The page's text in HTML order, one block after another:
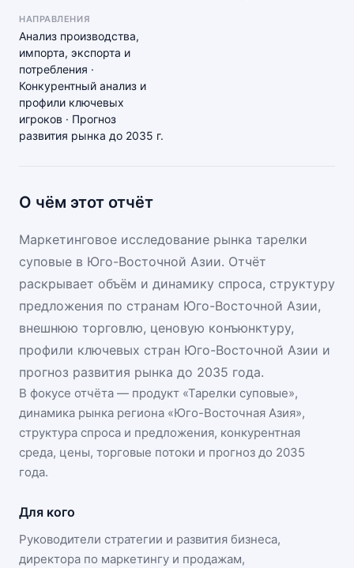
НАПРАВЛЕНИЯ
Анализ производства,
импорта, экспорта и
потребления ·
Конкурентный анализ и
профили ключевых
игроков · Прогноз
развития рынка до 2035 г.
О чём этот отчёт
Маркетинговое исследование рынка тарелки
суповые в Юго-Восточной Азии. Отчёт
раскрывает объём и динамику спроса, структуру
предложения по странам Юго-Восточной Азии,
внешнюю торговлю, ценовую конъюнктуру,
профили ключевых стран Юго-Восточной Азии и
прогноз развития рынка до 2035 года.
В фокусе отчёта — продукт «Тарелки суповые»,
динамика рынка региона «Юго-Восточная Азия»,
структура спроса и предложения, конкурентная
среда, цены, торговые потоки и прогноз до 2035
года.
Для кого
Руководители стратегии и развития бизнеса,
директора по маркетингу и продажам,